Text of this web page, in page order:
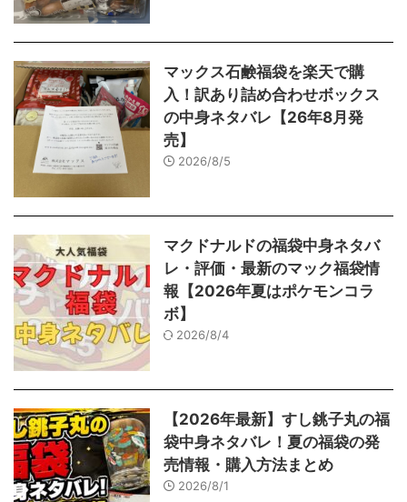
マックス石鹸福袋を楽天で購
入！訳あり詰め合わせボックス
の中身ネタバレ【26年8月発
売】
2026/8/5
マクドナルドの福袋中身ネタバ
レ・評価・最新のマック福袋情
報【2026年夏はポケモンコラ
ボ】
2026/8/4
【2026年最新】すし銚子丸の福
袋中身ネタバレ！夏の福袋の発
売情報・購入方法まとめ
2026/8/1